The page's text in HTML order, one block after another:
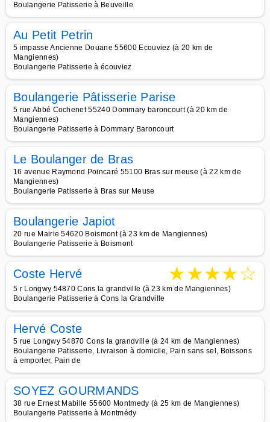
Boulangerie Patisserie à Beuveille
Au Petit Petrin
5 impasse Ancienne Douane 55600 Ecouviez (à 20 km de
Mangiennes)
Boulangerie Patisserie à écouviez
Boulangerie Pâtisserie Parise
5 rue Abbé Cochenet 55240 Dommary baroncourt (à 20 km de
Mangiennes)
Boulangerie Patisserie à Dommary Baroncourt
Le Boulanger de Bras
16 avenue Raymond Poincaré 55100 Bras sur meuse (à 22 km de
Mangiennes)
Boulangerie Patisserie à Bras sur Meuse
Boulangerie Japiot
20 rue Mairie 54620 Boismont (à 23 km de Mangiennes)
Boulangerie Patisserie à Boismont
Coste Hervé ★★★★☆
5 r Longwy 54870 Cons la grandville (à 23 km de Mangiennes)
Boulangerie Patisserie à Cons la Grandville
Hervé Coste
5 rue Longwy 54870 Cons la grandville (à 24 km de Mangiennes)
Boulangerie Patisserie, Livraison à domicile, Pain sans sel, Boissons
à emporter, Pain de
SOYEZ GOURMANDS
38 rue Ernest Mabille 55600 Montmedy (à 25 km de Mangiennes)
Boulangerie Patisserie à Montmédy